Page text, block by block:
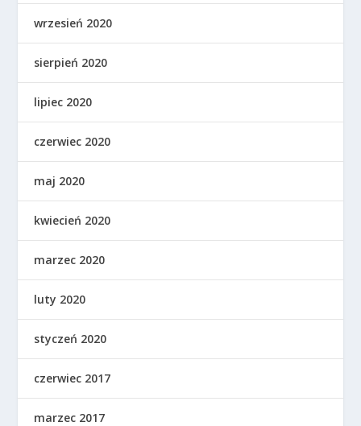
wrzesień 2020
sierpień 2020
lipiec 2020
czerwiec 2020
maj 2020
kwiecień 2020
marzec 2020
luty 2020
styczeń 2020
czerwiec 2017
marzec 2017